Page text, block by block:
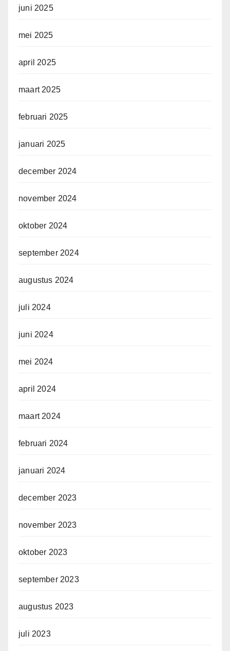
juni 2025
mei 2025
april 2025
maart 2025
februari 2025
januari 2025
december 2024
november 2024
oktober 2024
september 2024
augustus 2024
juli 2024
juni 2024
mei 2024
april 2024
maart 2024
februari 2024
januari 2024
december 2023
november 2023
oktober 2023
september 2023
augustus 2023
juli 2023